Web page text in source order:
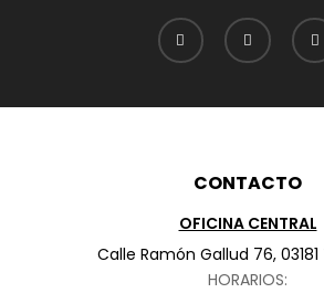
CONTACTO
OFICINA CENTRAL
Calle Ramón Gallud 76,
HORARIOS: